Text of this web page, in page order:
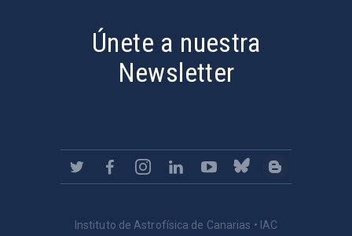
Únete a nuestra
Newsletter
Instituto de Astrofísica de Canarias • IAC